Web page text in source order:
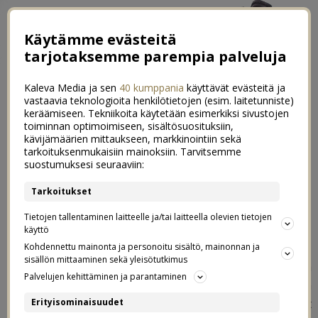
Kaupallinen yhteistyö: Elisa |
Ekaluokkalaiselle kellopuhelin vai
älypuhelin?
11.11.2024
Meidän ekaluokkalainen sai toukokuussa
kellopuhelimen, jotta kerkesi harjoitella sen käyttöä
rauhassa pari kuukautta ennen ekaluokan alkua. Nyt
Käytämme evästeitä
tarjotaksemme parempia palveluja
Kaleva Media ja sen 40 kumppania käyttävät evästeitä ja
vastaavia teknologioita henkilötietojen (esim. laitetunniste)
keräämiseen. Tekniikoita käytetään esimerkiksi sivustojen
toiminnan optimoimiseen, sisältösuosituksiin,
kävijämäärien mittaukseen, markkinointiin sekä
tarkoituksenmukaisiin mainoksiin. Tarvitsemme
suostumuksesi seuraaviin:
Tarkoitukset
Tietojen tallentaminen laitteelle ja/tai laitteella olevien tietojen
käyttö
Kohdennettu mainonta ja personoitu sisältö, mainonnan ja
sisällön mittaaminen sekä yleisötutkimus
Palvelujen kehittäminen ja parantaminen
Erityisominaisuudet